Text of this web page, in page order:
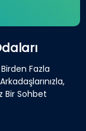
Fazla
Bir Sohbet